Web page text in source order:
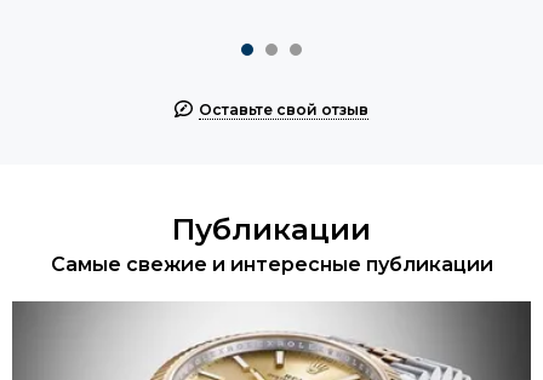
Оставьте свой отзыв
Публикации
Самые свежие и интересные публикации